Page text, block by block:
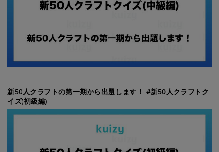
新50人クラフトの第一期から出題します！ #新50人クラフトク
イズ(初級編)